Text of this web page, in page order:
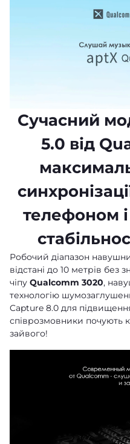
Сучасний
5.0 від
телефоном
Робочий діапазон
відстані до 10 метрів без
чіпу Qualcomm 3020,
технологію
Capture 8.0 для
співрозмовники почують
зайвого!